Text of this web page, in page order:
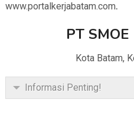
www.portalkerjabatam.com.
PT
Kota Batam,
Informasi Penting!